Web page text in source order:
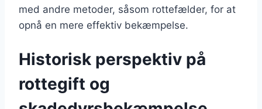
med andre metoder, såsom rottefælder, for at
opnå en mere effektiv bekæmpelse.
Historisk perspektiv på
rottegift og